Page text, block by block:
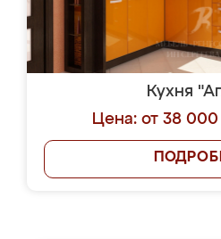
Кухня
Цена: от 38 000